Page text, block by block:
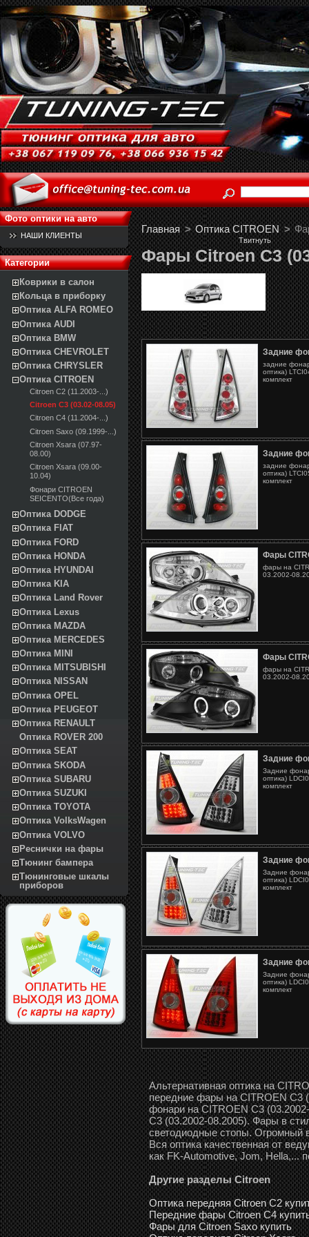
Фото оптики на авто
НАШИ КЛИЕНТЫ
Категории
Коврики в салон
Кольца в приборку
Оптика ALFA ROMEO
Оптика AUDI
Оптика BMW
Оптика CHEVROLET
Оптика CHRYSLER
Оптика CITROEN
Citroen C2 (11.2003-...)
Citroen C3 (03.02-08.05)
Citroen C4 (11.2004-...)
Citroen Saxo (09.1999-...)
Citroen Xsara (07.97-
08.00)
Citroen Xsara (09.00-
10.04)
Фонари CITROEN
SEICENTO(Все года)
Оптика DODGE
Оптика FIAT
Оптика FORD
Оптика HONDA
Оптика HYUNDAI
Оптика KIA
Оптика Land Rover
Оптика Lexus
Оптика MAZDA
Оптика MERCEDES
Оптика MINI
Оптика MITSUBISHI
Оптика NISSAN
Оптика OPEL
Оптика PEUGEOT
Оптика RENAULT
Оптика ROVER 200
Оптика SEAT
Оптика SKODA
Оптика SUBARU
Оптика SUZUKI
Оптика TOYOTA
Оптика VolksWagen
Оптика VOLVO
Реснички на фары
Тюнинг бампера
Тюнинговые шкалы
приборов
Главная > Оптика CITROEN >
Твитнуть
Фары Citroen C3
Задние
задние
оптика)
комплект
Задние
задние
оптика)
комплект
Фары
фары на
03.2002-
Фары
фары на
03.2002-
Задние
Задние
оптика)
комплект
Задние
Задние
оптика)
комплект
Задние
Задние
оптика)
комплект
Альтернативная оптика на
передние фары на CITROEN C3
фонари на CITROEN C3
C3 (03.2002-08.2005). Фары в
светодиодные стопы. Огромный
Вся оптика качественная от
как FK-Automotive, Jom, Hella,...
Другие разделы Citroen
Оптика передняя Citroen C2
Передние фары Citroen C4
Фары для Citroen Saxo купить